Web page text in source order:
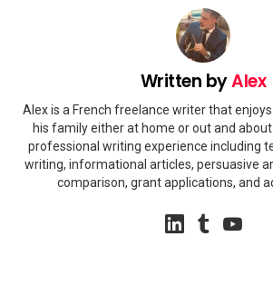
Written byAlex
Alex is a French freelance writer that
his family either at home or out and
professional writing experience including
writing, informational articles, persuasive
comparison, grant applications, and
linkedin